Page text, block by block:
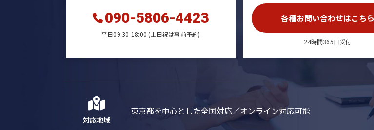
090-5806-4423
平日09:30-18:00 (土日祝は事前予約)
各種お問い合わせはこちら
24時間365日受付
対応地域
東京都を中心とした全国対応／オンライン対応可能